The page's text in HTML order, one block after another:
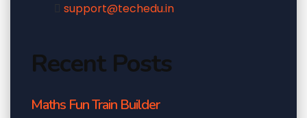
support@techedu.in
Recent Posts
Maths Fun Train Builder